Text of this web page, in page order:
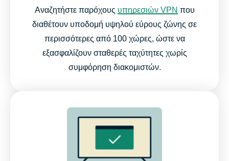
Αναζητήστε παρόχους υπηρεσιών VPN που
διαθέτουν υποδομή υψηλού εύρους ζώνης σε
περισσότερες από 100 χώρες, ώστε να
εξασφαλίζουν σταθερές ταχύτητες χωρίς
συμφόρηση διακομιστών.